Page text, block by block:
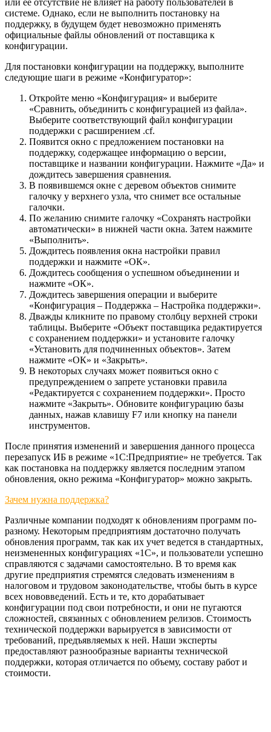
системе. Однако, если не выполнить постановку на
поддержку, в будущем будет невозможно применять
официальные файлы обновлений от поставщика к
конфигурации.
Для постановки конфигурации на поддержку, выполните
следующие шаги в режиме «Конфигуратор»:
Откройте меню «Конфигурация» и выберите
«Сравнить, объединить с конфигурацией из файла».
Выберите соответствующий файл конфигурации
поддержки с расширением .cf.
Появится окно с предложением постановки на
поддержку, содержащее информацию о версии,
поставщике и названии конфигурации. Нажмите «Да» и
дождитесь завершения сравнения.
В появившемся окне с деревом объектов снимите
галочку у верхнего узла, что снимет все остальные
галочки.
По желанию снимите галочку «Сохранять настройки
автоматически» в нижней части окна. Затем нажмите
«Выполнить».
Дождитесь появления окна настройки правил
поддержки и нажмите «ОК».
Дождитесь сообщения о успешном объединении и
нажмите «ОК».
Дождитесь завершения операции и выберите
«Конфигурация – Поддержка – Настройка поддержки».
Дважды кликните по правому столбцу верхней строки
таблицы. Выберите «Объект поставщика редактируется
с сохранением поддержки» и установите галочку
«Установить для подчиненных объектов». Затем
нажмите «ОК» и «Закрыть».
В некоторых случаях может появиться окно с
предупреждением о запрете установки правила
«Редактируется с сохранением поддержки». Просто
нажмите «Закрыть». Обновите конфигурацию базы
данных, нажав клавишу F7 или кнопку на панели
инструментов.
После принятия изменений и завершения данного процесса
перезапуск ИБ в режиме «1С:Предприятие» не требуется. Так
как постановка на поддержку является последним этапом
обновления, окно режима «Конфигуратор» можно закрыть.
Зачем нужна поддержка?
Различные компании подходят к обновлениям программ по-
разному. Некоторым предприятиям достаточно получать
обновления программ, так как их учет ведется в стандартных,
неизмененных конфигурациях «1С», и пользователи успешно
справляются с задачами самостоятельно. В то время как
другие предприятия стремятся следовать изменениям в
налоговом и трудовом законодательстве, чтобы быть в курсе
всех нововведений. Есть и те, кто дорабатывает
конфигурации под свои потребности, и они не пугаются
сложностей, связанных с обновлением релизов. Стоимость
технической поддержки варьируется в зависимости от
требований, предъявляемых к ней. Наши эксперты
предоставляют разнообразные варианты технической
поддержки, которая отличается по объему, составу работ и
стоимости.